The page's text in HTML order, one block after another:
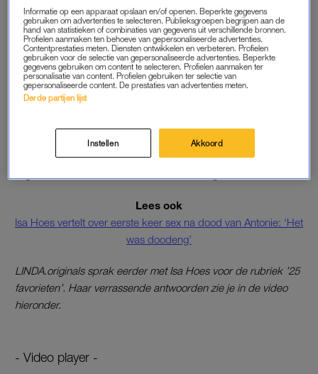
je natuurlijk constant. Af en toe was dat moeilijk, maar het was
ook wel heel mooi.”
Ook zijn moeder Isa Hoes is te spreken over de rol van haar
zoon bij het muzikale eerbetoon. “Ik vind het heel bijzonder.”
Antonie Kamerling maakte in 2010 een einde aan zijn leven
Het nummerMij niet eens gezienis een variatie opToen ik je
Lees ook
Isa Hoes vertelt over eerste keer sex na dood van Antonie: ‘Het
was doodeng’
LINDA.originals sprak eerder met Isa Hoes voor de rubriek ’25
favorieten’. Haar verrassende antwoorden zie je in de video
hieronder.
- Video player -
Informatie op een apparaat opslaan en/of openen. Beperkte gegevens
gebruiken om advertenties te selecteren. Publieksgroepen begrijpen aan de
hand van statistieken of combinaties van gegevens uit verschillende bronnen.
Profielen aanmaken ten behoeve van gepersonaliseerde advertenties.
Contentprestaties meten. Diensten ontwikkelen en verbeteren. Profielen
gebruiken voor de selectie van gepersonaliseerde advertenties. Beperkte
gegevens gebruiken om content te selecteren. Profielen aanmaken ter
personalisatie van content. Profielen gebruiken ter selectie van
gepersonaliseerde content. De prestaties van advertenties meten.
Derde partijen lijst
Instellen Akkoord